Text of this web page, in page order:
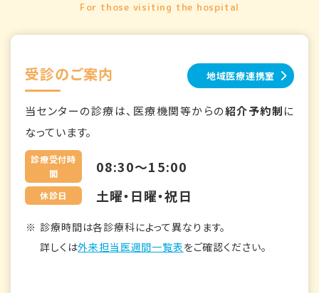
For those visiting the hospital
受診のご案内 地域医療連携室
当センターの診療は、医療機関等からの紹介予約制に
なっています。
診療受付時
間
08:30～15:00
休診日 土曜・日曜・祝日
診療時間は各診療科によって異なります。
詳しくは外来担当医週間一覧表をご確認ください。